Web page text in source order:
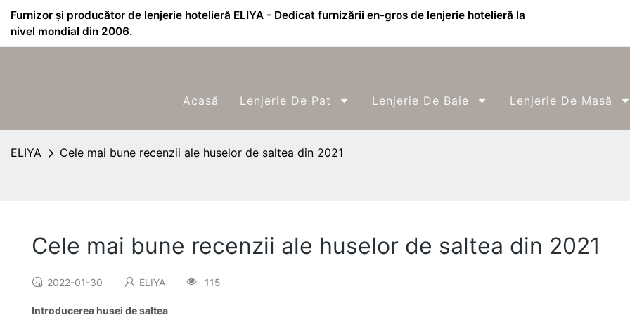
Furnizor și producător de lenjerie hotelieră ELIYA - Dedicat furnizării en-gros de lenjerie hotelieră la
nivel mondial din 2006.
Acasă Lenjerie De Pat Lenjerie De Baie Lenjerie De Masă
ELIYA Cele mai bune recenzii ale huselor de saltea din 2021
Cele mai bune recenzii ale huselor de saltea din 2021
2022-01-30 ELIYA 115
Introducerea husei de saltea